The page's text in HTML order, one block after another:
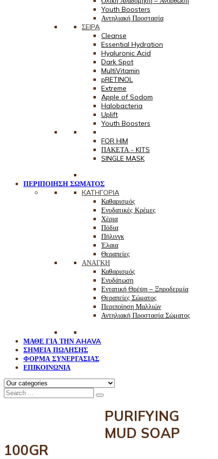
Youth Boosters
Αντηλιακή Προστασία
ΣEIPA
Cleanse
Essential Hydration
Hyaluronic Acid
Dark Spot
MultiVitamin
pRETINOL
Extreme
Apple of Sodom
Halobacteria
Uplift
Youth Boosters
FOR HIM
ΠΑΚΕΤΑ - KITS
SINGLE MASK
ΠΕΡΙΠΟΙΗΣΗ ΣΩΜΑΤΟΣ
КАТНГОРІА
Καθαρισμός
Ενυδατικές Κρέμες
Χέρια
Πόδια
Πήλινγκ
Έλαια
Θεραπείες
ΑΝΑΓΚΗ
Καθαρισμός
Ενυδάτωση
Εντατική Θρέψη – Ξηροδερμία
Θεραπείες Σώματος
Περιποίηση Μαλλιών
Αντηλιακή Προστασία Σώματος
ΜΑΘΕ ΓΙΑ ΤΗΝ AHAVA
ΣΗΜΕΙΑ ΠΩΛΗΣΗΣ
ΦΟΡΜΑ ΣΥΝΕΡΓΑΣΙΑΣ
ΕΠΙΚΟΙΝΩΝΙΑ
PURIFYING
MUD SOAP
100GR